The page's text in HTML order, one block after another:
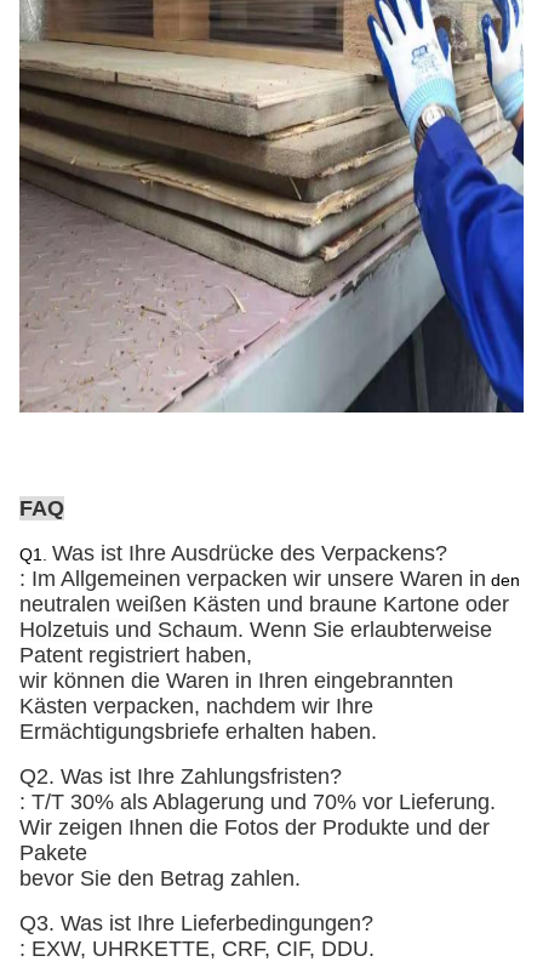
FAQ
Q1. Was ist Ihre Ausdrücke des Verpackens?
: Im Allgemeinen verpacken wir unsere Waren in den
neutralen weißen Kästen und braune Kartone oder
Holzetuis und Schaum. Wenn Sie erlaubterweise
Patent registriert haben,
wir können die Waren in Ihren eingebrannten
Kästen verpacken, nachdem wir Ihre
Ermächtigungsbriefe erhalten haben.
Q2. Was ist Ihre Zahlungsfristen?
: T/T 30% als Ablagerung und 70% vor Lieferung.
Wir zeigen Ihnen die Fotos der Produkte und der
Pakete
bevor Sie den Betrag zahlen.
Q3. Was ist Ihre Lieferbedingungen?
: EXW, UHRKETTE, CRF, CIF, DDU.